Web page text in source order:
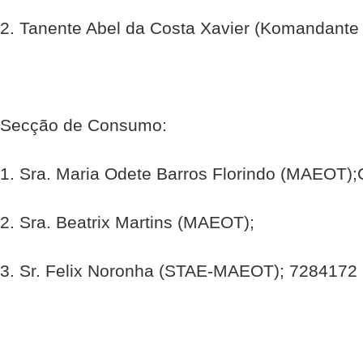
2. Tanente Abel da Costa Xavier
Secção de Consumo:
1. Sra. Maria Odete Barros Florindo
2. Sra. Beatrix Martins (MAEOT);
3. Sr. Felix Noronha (STAE-MAEOT); 7284172